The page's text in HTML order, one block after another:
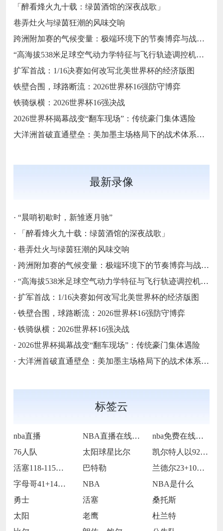
「醉看烽火九十载：绿茵酒馆的深夜战歌」
巷弄灶火与绿茵狂潮的风味交响
跨洲附加赛的气候变量：极端环境下的节奏博弈与战术自适应
“高海拔538米足球空气动力学特征与飞行轨迹调控机制——以2026世界杯BBVA球场为实证场景”
扩军首战：1/16决赛如何改写北美世界杯的经济版图
铁壁合围，球路断流：2026世界杯16强防守博弈
铁骑纵横：2026世界杯16强决战
2026世界杯揭幕战变“翻车现场”：传统豪门集体遇险
大洋洲首破直通壁垒：美加墨主场格局下的战术体系重构
最新录像
· “晨哨初歇时，新雏逐月驰”
·
「醉看烽火九十载：绿茵酒馆的深夜战歌」
· 巷弄灶火与绿茵狂潮的风味交响
· 跨洲附加赛的气候变量：极端环境下的节奏博弈与战术自适应
· “高海拔538米足球空气动力学特征与飞行轨迹调控机制——以2026世界杯BBVA球场为实证场景”
· 扩军首战：1/16决赛如何改写北美世界杯的经济版图
· 铁壁合围，球路断流：2026世界杯16强防守博弈
· 铁骑纵横：2026世界杯16强决战
· 2026世界杯揭幕战变“翻车现场”：传统豪门集体遇险
· 大洋洲首破直通壁垒：美加墨主场格局下的战术体系重构
标签云
nba直播 NBA直播在线观看
nba免费在线高清直播
76人队
太阳球星比尔
凯尔特人以92-105不敌雷霆
活塞118-115逆转险胜开拓者
巴特勒
兰德尔23+10爱德华兹19中5 森林狼
字母哥41+14班凯罗复出34+7 雄鹿
NBA
NBA是什么
勇士
活塞
桑托斯
太阳
老鹰
杜兰特